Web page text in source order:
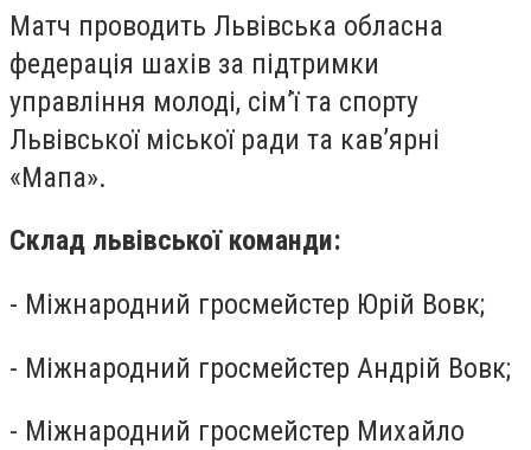
Матч проводить Львівська обласна
федерація шахів за підтримки
управління молоді, сім’ї та спорту
Львівської міської ради та кав’ярні
«Мапа».
Склад львівської команди:
- Міжнародний гросмейстер Юрій Вовк;
- Міжнародний гросмейстер Андрій Вовк;
- Міжнародний гросмейстер Михайло